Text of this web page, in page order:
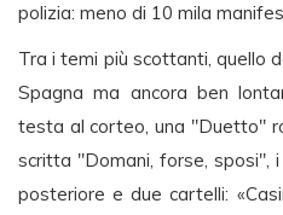
polizia: meno di 10 mila
Tra i temi più scottanti, quello
Spagna ma ancora ben
testa al corteo, una "Duetto"
scritta "Domani, forse, sposi",
posteriore e due cartelli: